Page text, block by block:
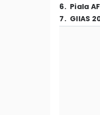
6. Piala
7. GIIAS